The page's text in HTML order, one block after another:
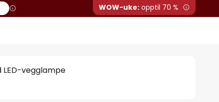
WOW-uke: opptil 70 %
LED-vegglampe